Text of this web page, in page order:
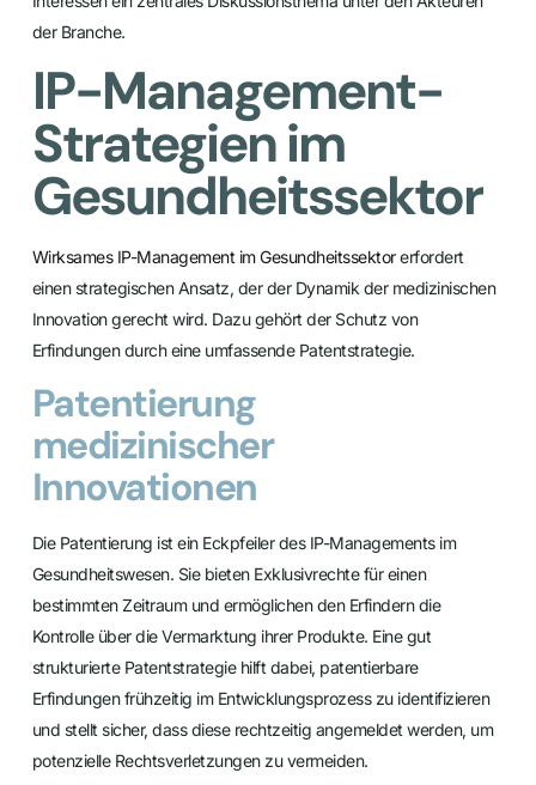
der Branche.
IP-Management-
Strategien im
Gesundheitssektor
Wirksames IP-Management im Gesundheitssektorerfordert
einen strategischen Ansatz, der der Dynamik der medizinischen
Innovation gerecht wird. Dazu gehört der Schutz von
Erfindungen durch eine umfassende Patentstrategie.
Patentierung
medizinischer
Innovationen
Die Patentierung ist ein Eckpfeiler des IP-Managements im
Gesundheitswesen. Sie bieten Exklusivrechte für einen
bestimmten Zeitraum und ermöglichen den Erfindern die
Kontrolle über die Vermarktung ihrer Produkte. Eine gut
strukturierte Patentstrategie hilft dabei, patentierbare
Erfindungen frühzeitig im Entwicklungsprozess zu identifizieren
und stellt sicher, dass diese rechtzeitig angemeldet werden, um
potenzielle Rechtsverletzungen zu vermeiden.